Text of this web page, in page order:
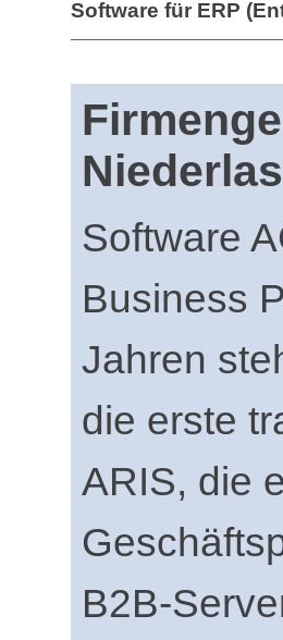
Software für ERP
Software
Business
Jahren
die erste
ARIS, die
B2B-